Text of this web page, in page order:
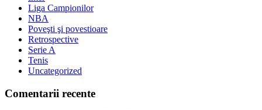
Liga Campionilor
NBA
Poveşti şi povestioare
Retrospective
Serie A
Tenis
Uncategorized
Comentarii recente